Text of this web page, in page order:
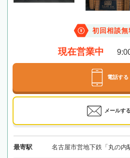
初回相談無
現在営業中
電話する
メールする
最寄駅 名古屋市営地下鉄「丸の内